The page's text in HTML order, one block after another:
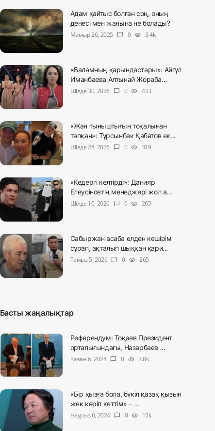
Адам қайтыс болған соң, оның
денесі мен жанына не болады?
Мамыр 26, 2025
chat_bubble 0 visibility 3.4k
«Баламның қарындастары»: Айгүл
Иманбаева Алтынай Жораба...
Шілде 30, 2026
chat_bubble 0 visibility 433
«Жан тыныштығын тоқалынан
тапқан»: Тұрсынбек Қабатов ек...
Шілде 28, 2026
chat_bubble 0 visibility 319
«Кедергі келтірді»: Данияр
Елеусіновтің менеджері жол а...
Шілде 10, 2026
chat_bubble 0 visibility 265
Сабыржан асаба елден кешірім
сұрап, ақталып шыққан қари...
Тамыз 5, 2026 chat_bubble 0 visibility 265
Басты жаңалықтар
Референдум: Тоқаев Президент
орталығындағы, Назарбаев ...
Қазан 6, 2024 chat_bubble 0 visibility 3.8k
«Бір қызға бола, бүкіл қазақ қызын
жек көріп кеттім» – ...
Наурыз 6, 2024
chat_bubble 0 visibility 15k